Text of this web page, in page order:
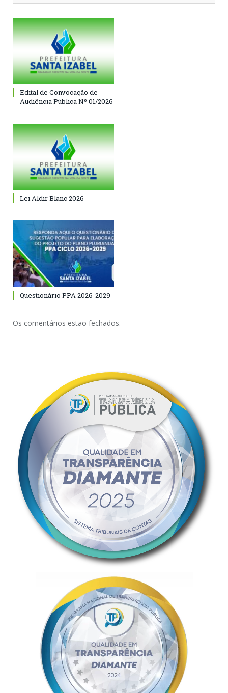
Edital de Convocação de
Audiência Pública Nº 01/2026
Lei Aldir Blanc 2026
Questionário PPA 2026-2029
Os comentários estão fechados.